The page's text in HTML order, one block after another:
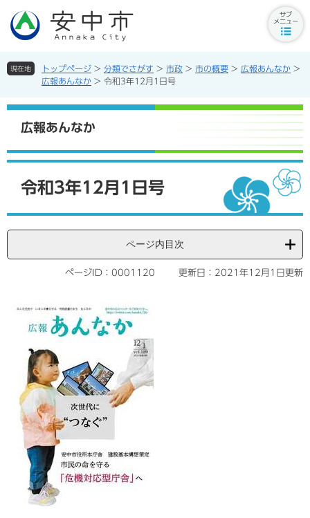
先
す。
を
し
文
現在地 トップページ > 分類でさがす > 市政 > 市の概要 > 広報あんなか >
広報あんなか > 令和3年12月1日号
広報あんなか
令和3年12月1日号
ページ内目次
ページID：0001120 更新日：2021年12月1日更新
ニ
ー
ボ
タ
ン